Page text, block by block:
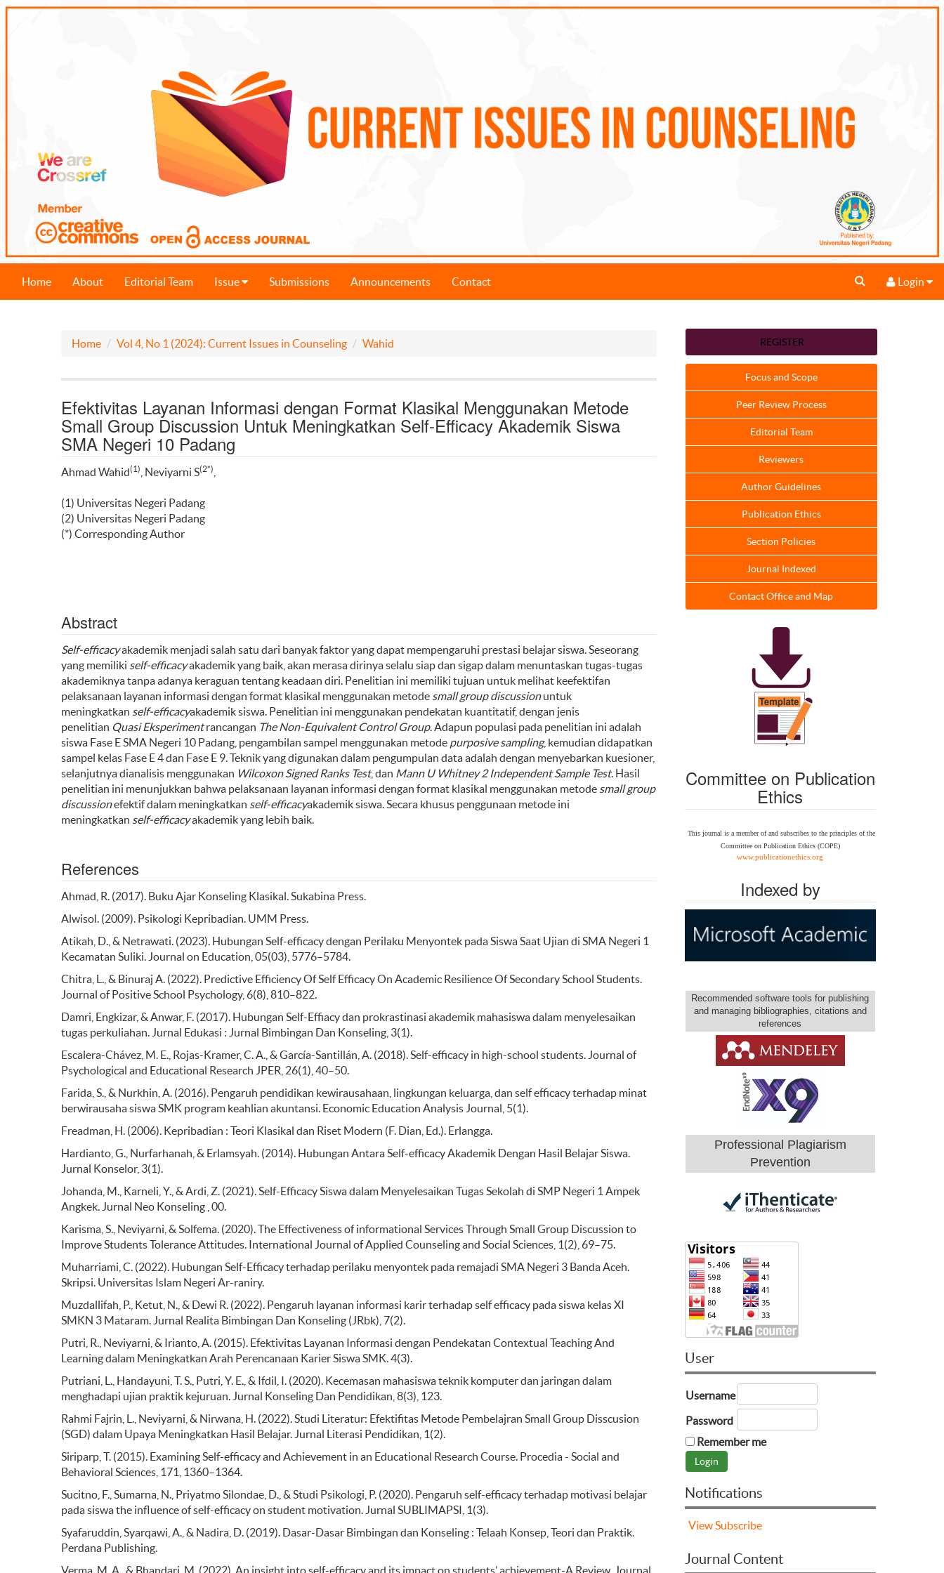
Home About Editorial Team Issue Submissions Announcements Contact Login
Home Vol 4, No 1 (2024): Current Issues in Counseling Wahid
Efektivitas Layanan Informasi dengan Format Klasikal Menggunakan Metode
Small Group Discussion Untuk Meningkatkan Self-Efficacy Akademik Siswa
SMA Negeri 10 Padang
Ahmad Wahid(1) , Neviyarni S(2*)
(1) Universitas Negeri Padang
(2) Universitas Negeri Padang
(*) Corresponding Author
Abstract
Self-efficacyakademik menjadi salah satu dari banyak faktor yang dapat mempengaruhi prestasi belajar siswa. Seseorang
yang memiliki self-efficacyakademik yang baik, akan merasa dirinya selalu siap dan sigap dalam menuntaskan tugas-tugas
akademiknya tanpa adanya keraguan tentang keadaan diri. Penelitian ini memiliki tujuan untuk melihat keefektifan
pelaksanaan layanan informasi dengan format klasikal menggunakan metode small group discussionuntuk
meningkatkan self-efficacyakademik siswa. Penelitian ini menggunakan pendekatan kuantitatif, dengan jenis
penelitian Quasi Eksperimentrancangan The Non-Equivalent Control Group. Adapun populasi pada penelitian ini adalah
siswa Fase E SMA Negeri 10 Padang, pengambilan sampel menggunakan metode purposive sampling, kemudian didapatkan
sampel kelas Fase E 4 dan Fase E 9. Teknik yang digunakan dalam pengumpulan data adalah dengan menyebarkan kuesioner,
selanjutnya dianalisis menggunakan Wilcoxon Signed Ranks Test, dan Mann U Whitney 2 Independent Sample Test. Hasil
penelitian ini menunjukkan bahwa pelaksanaan layanan informasi dengan format klasikal menggunakan metode small group
discussionefektif dalam meningkatkan self-efficacyakademik siswa. Secara khusus penggunaan metode ini
meningkatkan self-efficacyakademik yang lebih baik.
References
Ahmad, R. (2017). Buku Ajar Konseling Klasikal. Sukabina Press.
Alwisol. (2009). Psikologi Kepribadian. UMM Press.
Atikah, D., & Netrawati. (2023). Hubungan Self-efficacy dengan Perilaku Menyontek pada Siswa Saat Ujian di SMA Negeri 1
Kecamatan Suliki. Journal on Education, 05(03), 5776–5784.
Chitra, L., & Binuraj A. (2022). Predictive Efficiency Of Self Efficacy On Academic Resilience Of Secondary School Students.
Journal of Positive School Psychology, 6(8), 810–822.
Damri, Engkizar, & Anwar, F. (2017). Hubungan Self-Effiacy dan prokrastinasi akademik mahasiswa dalam menyelesaikan
tugas perkuliahan. Jurnal Edukasi : Jurnal Bimbingan Dan Konseling, 3(1).
Escalera-Chávez, M. E., Rojas-Kramer, C. A., & García-Santillán, A. (2018). Self-efficacy in high-school students. Journal of
Psychological and Educational Research JPER, 26(1), 40–50.
Farida, S., & Nurkhin, A. (2016). Pengaruh pendidikan kewirausahaan, lingkungan keluarga, dan self efficacy terhadap minat
berwirausaha siswa SMK program keahlian akuntansi. Economic Education Analysis Journal, 5(1).
Freadman, H. (2006). Kepribadian : Teori Klasikal dan Riset Modern (F. Dian, Ed.). Erlangga.
Hardianto, G., Nurfarhanah, & Erlamsyah. (2014). Hubungan Antara Self-efficacy Akademik Dengan Hasil Belajar Siswa.
Jurnal Konselor, 3(1).
Johanda, M., Karneli, Y., & Ardi, Z. (2021). Self-Efficacy Siswa dalam Menyelesaikan Tugas Sekolah di SMP Negeri 1 Ampek
Angkek. Jurnal Neo Konseling , 00.
Karisma, S., Neviyarni, & Solfema. (2020). The Effectiveness of informational Services Through Small Group Discussion to
Improve Students Tolerance Attitudes. International Journal of Applied Counseling and Social Sciences, 1(2), 69–75.
Muharriami, C. (2022). Hubungan Self-Efficacy terhadap perilaku menyontek pada remajadi SMA Negeri 3 Banda Aceh.
Skripsi. Universitas Islam Negeri Ar-raniry.
Muzdallifah, P., Ketut, N., & Dewi R. (2022). Pengaruh layanan informasi karir terhadap self efficacy pada siswa kelas XI
SMKN 3 Mataram. Jurnal Realita Bimbingan Dan Konseling (JRbk), 7(2).
Putri, R., Neviyarni, & Irianto, A. (2015). Efektivitas Layanan Informasi dengan Pendekatan Contextual Teaching And
Learning dalam Meningkatkan Arah Perencanaan Karier Siswa SMK. 4(3).
Putriani, L., Handayuni, T. S., Putri, Y. E., & Ifdil, I. (2020). Kecemasan mahasiswa teknik komputer dan jaringan dalam
menghadapi ujian praktik kejuruan. Jurnal Konseling Dan Pendidikan, 8(3), 123.
Rahmi Fajrin, L., Neviyarni, & Nirwana, H. (2022). Studi Literatur: Efektifitas Metode Pembelajran Small Group Disscusion
(SGD) dalam Upaya Meningkatkan Hasil Belajar. Jurnal Literasi Pendidikan, 1(2).
Siriparp, T. (2015). Examining Self-efficacy and Achievement in an Educational Research Course. Procedia - Social and
Behavioral Sciences, 171, 1360–1364.
Sucitno, F., Sumarna, N., Priyatmo Silondae, D., & Studi Psikologi, P. (2020). Pengaruh self-efficacy terhadap motivasi belajar
pada siswa the influence of self-efficacy on student motivation. Jurnal SUBLIMAPSI, 1(3).
Syafaruddin, Syarqawi, A., & Nadira, D. (2019). Dasar-Dasar Bimbingan dan Konseling : Telaah Konsep, Teori dan Praktik.
Perdana Publishing.
Verma, M. A., & Bhandari, M. (2022). An insight into self-efficacy and its impact on students’ achievement-A Review. Journal
REGISTER
Focus and Scope
Peer Review Process
Editorial Team
Reviewers
Author Guidelines
Publication Ethics
Section Policies
Journal Indexed
Contact Office and Map
Committee on Publication
Ethics
This journal is a member of and subscribes to theprinciples of the
Committee on Publication Ethics(COPE)
www.publicationethics.org
Indexed by
Recommended software tools for publishing
and managing bibliographies, citations and
references
Professional Plagiarism
Prevention
User
Username
Password
Remember me
Notifications
ViewSubscribe
Journal Content